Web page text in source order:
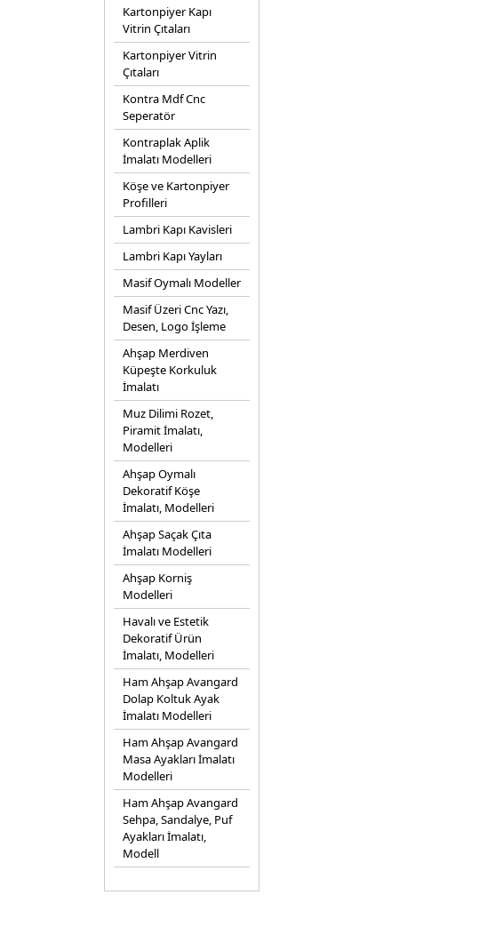
Kartonpiyer Kapı
Vitrin Çıtaları
Kartonpiyer Vitrin
Çıtaları
Kontra Mdf Cnc
Seperatör
Kontraplak Aplik
İmalatı Modelleri
Köşe ve Kartonpiyer
Profilleri
Lambri Kapı Kavisleri
Lambri Kapı Yayları
Masif Oymalı Modeller
Masif Üzeri Cnc Yazı,
Desen, Logo İşleme
Ahşap Merdiven
Küpeşte Korkuluk
İmalatı
Muz Dilimi Rozet,
Piramit İmalatı,
Modelleri
Ahşap Oymalı
Dekoratif Köşe
İmalatı, Modelleri
Ahşap Saçak Çıta
İmalatı Modelleri
Ahşap Korniş
Modelleri
Havalı ve Estetik
Dekoratif Ürün
İmalatı, Modelleri
Ham Ahşap Avangard
Dolap Koltuk Ayak
İmalatı Modelleri
Ham Ahşap Avangard
Masa Ayakları İmalatı
Modelleri
Ham Ahşap Avangard
Sehpa, Sandalye, Puf
Ayakları İmalatı,
Modell